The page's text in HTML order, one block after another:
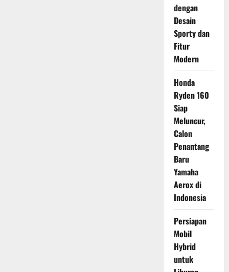
dengan
Desain
Sporty dan
Fitur
Modern
Honda
Ryden 160
Siap
Meluncur,
Calon
Penantang
Baru
Yamaha
Aerox di
Indonesia
Persiapan
Mobil
Hybrid
untuk